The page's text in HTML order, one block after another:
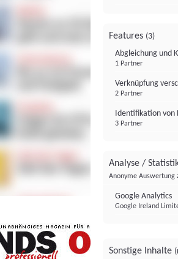
Features (3)
Abgleichung und
1 Partner
Verknüpfung
2 Partner
Identifikation von
3 Partner
Analyse /
Anonyme Auswertung
Google Analytics
Google Ireland
Sonstige Inhalte